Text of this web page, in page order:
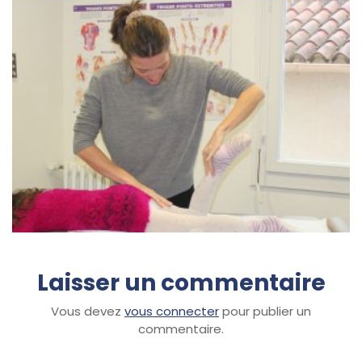
Laisser un commentaire
Vous devez vous connecterpour publier un
commentaire.